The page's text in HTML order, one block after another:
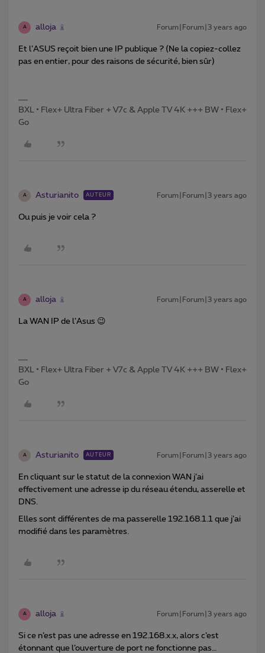
A alloja Forum|Forum|3 years ago
Et l’ASUS reçoit bien une IP publique ? (Ne la copiez-collez
pas en entier, pour des raisons de sécurité, bien sûr)
BXL • Flex+ Ultra Fiber + V7c & Apple TV 4K +++ BW • Flex+
Go
A Asturianito AUTEUR Forum|Forum|3 years ago
Ou puis je voir cela ?
A alloja Forum|Forum|3 years ago
La WAN IP de l’Asus 😉
BXL • Flex+ Ultra Fiber + V7c & Apple TV 4K +++ BW • Flex+
Go
A Asturianito AUTEUR Forum|Forum|3 years ago
En cliquant sur le statut de la connexion WAN j’ai
effectivement une adresse ip du réseau étendu, asserelle et
DNS.
Elles sont différentes de ma passerelle 192.168.1.1 que j’ai
modifié dans les paramètres.
A alloja Forum|Forum|3 years ago
Si ce n’est pas une adresse en 192.168.x.x, alors c’est
étonnant que l’ouverture de port ne fonctionne pas…